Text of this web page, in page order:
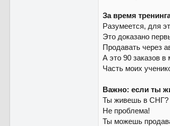
За время
Разумеется, для
Это доказано
Продавать через
А это 90 заказов
Часть моих
Важно: если ты
Ты живешь в СНГ?
Не проблема!
Ты можешь